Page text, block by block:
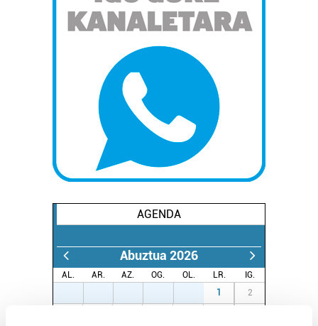
AGENDA
Abuztua 2026
AL. AR. AZ. OG. OL. LR.
IG.
1 2